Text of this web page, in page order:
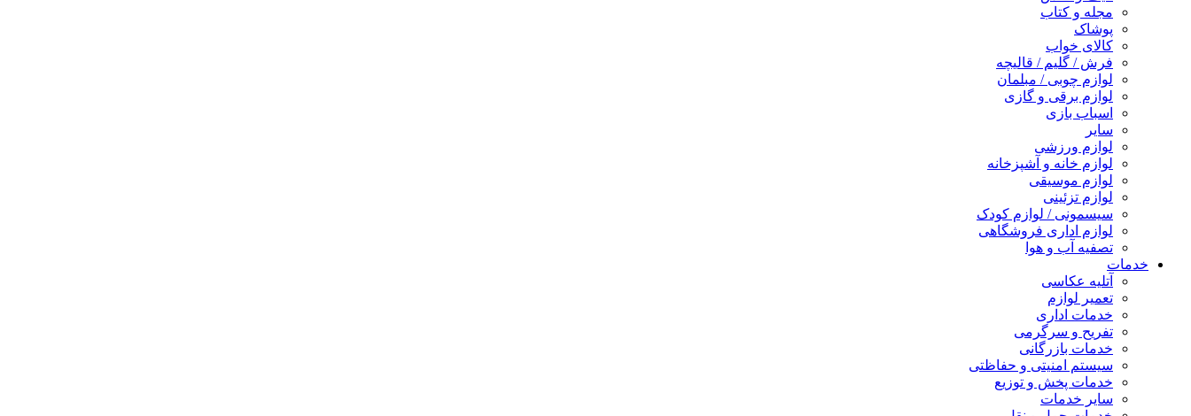
مجله و کتاب
پوشاک
کالای خواب
فرش / گلیم / قالیچه
لوازم چوبی / مبلمان
لوازم برقی و گازی
اسباب بازی
سایر
لوازم ورزشی
لوازم خانه و آشپزخانه
لوازم موسیقی
لوازم تزئینی
سیسمونی / لوازم کودک
لوازم اداری فروشگاهی
تصفیه آب و هوا
خدمات
آتلیه عکاسی
تعمیر لوازم
خدمات اداری
تفریح و سرگرمی
خدمات بازرگانی
سیستم امنیتی و حفاظتی
خدمات پخش و توزیع
سایر خدمات